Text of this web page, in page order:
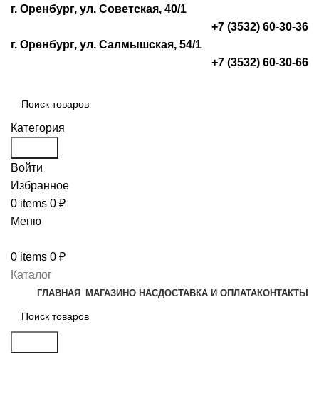
г. Оренбург, ул. Советская, 40/1
+7 (3532) 60-30-36
г. Оренбург, ул. Салмышская, 54/1
+7 (3532) 60-30-66
Категория
Войти
Избранное
0 items 0 ₽
Меню
0 items 0 ₽
Каталог
ГЛАВНАЯ МАГАЗИНО НАСДОСТАВКА И ОПЛАТАКОНТАКТЫ